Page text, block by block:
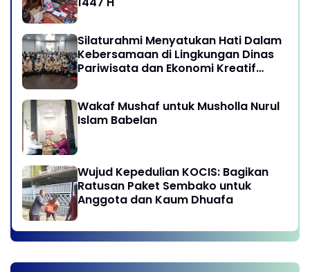
Silaturahmi Menyatukan Hati Dalam
Kebersamaan di Lingkungan Dinas
Pariwisata dan Ekonomi Kreatif
Wakaf Mushaf untuk Musholla Nurul
Islam Babelan
Wujud Kepedulian KOCIS: Bagikan
Ratusan Paket Sembako untuk
Anggota dan Kaum Dhuafa